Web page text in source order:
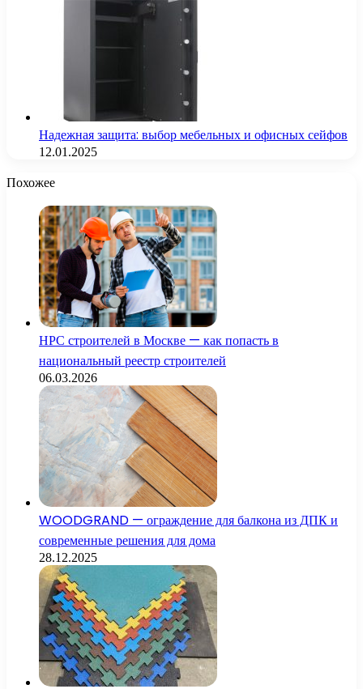
Надежная защита: выбор мебельных и офисных сейфов
12.01.2025
Похожее
НРС строителей в Москве — как попасть в
национальный реестр строителей
06.03.2026
WOODGRAND — ограждение для балкона из ДПК и
современные решения для дома
28.12.2025